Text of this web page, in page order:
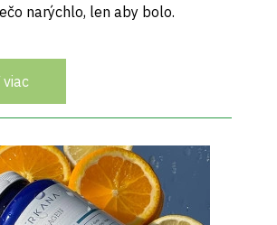
narýchlo, len aby bolo.